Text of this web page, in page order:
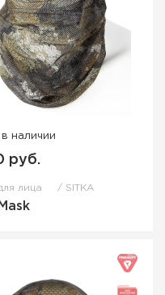
в наличии
руб.
лица SITKA